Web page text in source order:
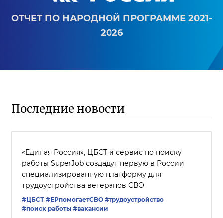
ОТЧЕТ ПО НАРОДНОЙ ПРОГРАММЕ 2021-
2026
Последние новости
«Единая Россия», ЦБСТ и сервис по поиску
работы SuperJob создадут первую в России
специализированную платформу для
трудоустройства ветеранов СВО
#ЦБСТ #ЕРпомогаетСВО #трудоустройство
#поиск работы #вакансии